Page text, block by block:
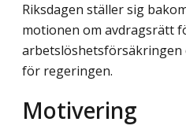
Riksdagen ställer sig
motionen om avdragsrätt
arbetslöshetsförsäkringen
för regeringen.
Motivering